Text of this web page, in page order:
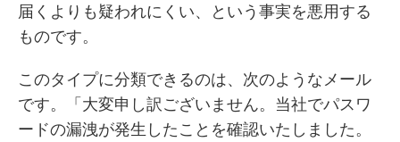
届くよりも疑われにくい、という事実を悪用する
ものです。
このタイプに分類できるのは、次のようなメール
です。「大変申し訳ございません。当社でパスワ
ードの漏洩が発生したことを確認いたしました。